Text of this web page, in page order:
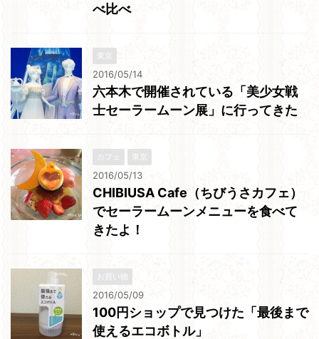
べ比べ
東京
2016/05/14
六本木で開催されている「美少女戦
士セーラームーン展」に行ってきた
カフェ 東京
2016/05/13
CHIBIUSA Cafe（ちびうさカフェ）
でセーラームーンメニューを食べて
きたよ！
お買い物
2016/05/09
100円ショップで見つけた「最後まで
使えるエコボトル」